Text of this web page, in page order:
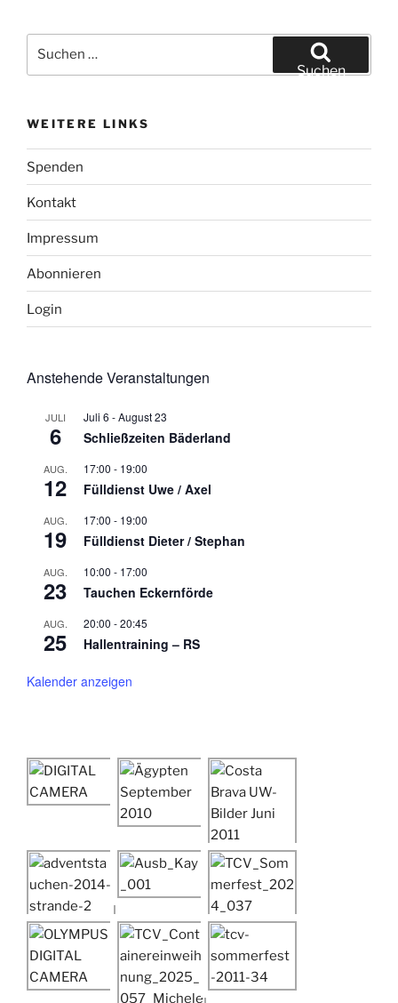
nach:
Suchen
WEITERE LINKS
Spenden
Kontakt
Impressum
Abonnieren
Login
Anstehende Veranstaltungen
JULI
6
Juli 6 -August 23
Schließzeiten Bäderland
AUG.
12
17:00 - 19:00
Fülldienst Uwe / Axel
AUG.
19
17:00 - 19:00
Fülldienst Dieter / Stephan
AUG.
23
10:00 - 17:00
Tauchen Eckernförde
AUG.
25
20:00 -20:45
Hallentraining – RS
Kalender anzeigen